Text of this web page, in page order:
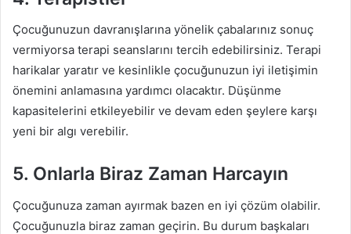
Çocuğunuzun davranışlarına yönelik çabalarınız sonuç
vermiyorsa terapi seanslarını tercih edebilirsiniz. Terapi
harikalar yaratır ve kesinlikle çocuğunuzun iyi iletişimin
önemini anlamasına yardımcı olacaktır. Düşünme
kapasitelerini etkileyebilir ve devam eden şeylere karşı
yeni bir algı verebilir.
5. Onlarla Biraz Zaman Harcayın
Çocuğunuza zaman ayırmak bazen en iyi çözüm olabilir.
Çocuğunuzla biraz zaman geçirin. Bu durum başkaları